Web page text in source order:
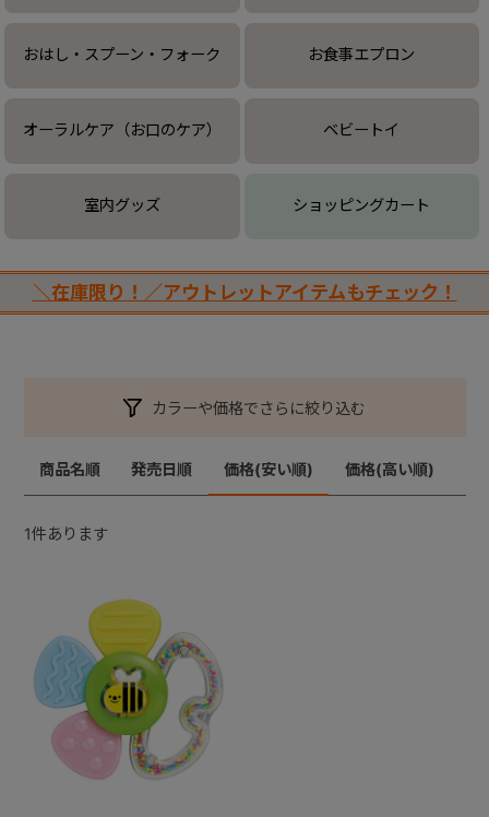
おはし・スプーン・フォーク お食事エプロン
オーラルケア（お口のケア） ベビートイ
室内グッズ ショッピングカート
＼在庫限り！／アウトレットアイテムもチェック！
カラーや価格でさらに絞り込む
商品名順 発売日順 価格(安い順) 価格(高い順)
1件あります